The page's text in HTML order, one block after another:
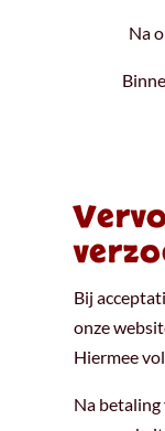
Na
Bij
onze
Hiermee
Na